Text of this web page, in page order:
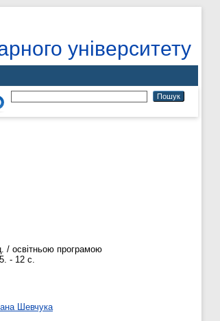
університету
/ освітньою програмою
- 12 с.
Шевчука